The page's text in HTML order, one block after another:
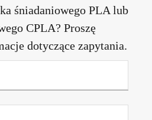
śniadaniowego PLA lub
CPLA? Proszę
dotyczące zapytania.